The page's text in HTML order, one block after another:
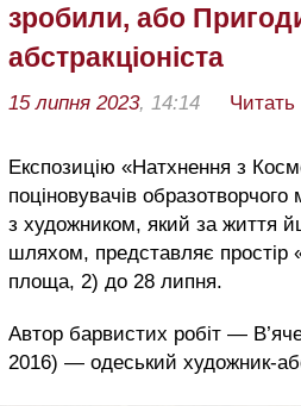
зробили, або
абстракціоніста
15 липня 2023, 14:14 Читать
Експозицію «Натхнення з
поціновувачів образотворчого
з художником, який за життя
шляхом, представляє простір
площа, 2) до 28 липня.
Автор барвистих робіт —
2016) — одеський художник-